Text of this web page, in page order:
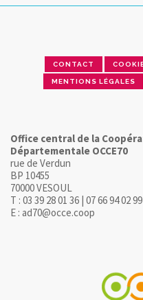
CONTACT
MENTIONS LÉGALES
Office central de la
Départementale OCCE70
rue de Verdun
BP 10455
70000 VESOUL
T : 03 39 28 01 36 | 07 66 94 02 99
E : ad70@occe.coop